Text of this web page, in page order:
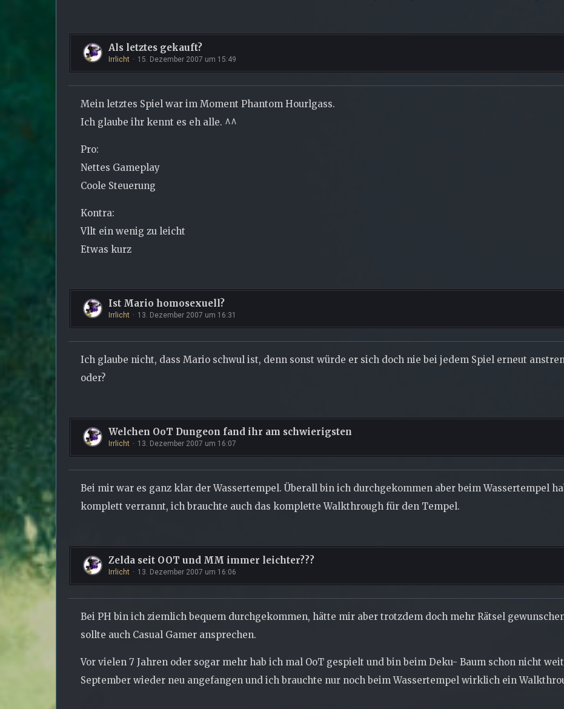
Als letztes gekauft?
Irrlicht 15. Dezember 2007 um 15:49
Mein letztes Spiel war im Moment Phantom Hourlgass.
Ich glaube ihr kennt es eh alle. ^^
Pro:
Nettes Gameplay
Coole Steuerung
Kontra:
Vllt ein wenig zu leicht
Etwas kurz
Ist Mario homosexuell?
Irrlicht 13. Dezember 2007 um 16:31
Ich glaube nicht, dass Mario schwul ist, denn sonst würde er sich doch nie bei jedem Spiel erneut
oder?
Welchen OoT Dungeon fand ihr am schwierigsten
Irrlicht 13. Dezember 2007 um 16:07
Bei mir war es ganz klar der Wassertempel. Überall bin ich durchgekommen aber beim Wassertempel
komplett verrannt, ich brauchte auch das komplette Walkthrough für den Tempel.
Zelda seit OOT und MM immer leichter???
Irrlicht 13. Dezember 2007 um 16:06
Bei PH bin ich ziemlich bequem durchgekommen, hätte mir aber trotzdem doch mehr Rätsel
sollte auch Casual Gamer ansprechen.
Vor vielen 7 Jahren oder sogar mehr hab ich mal OoT gespielt und bin beim Deku- Baum schon nicht
September wieder neu angefangen und ich brauchte nur noch beim Wassertempel wirklich ein